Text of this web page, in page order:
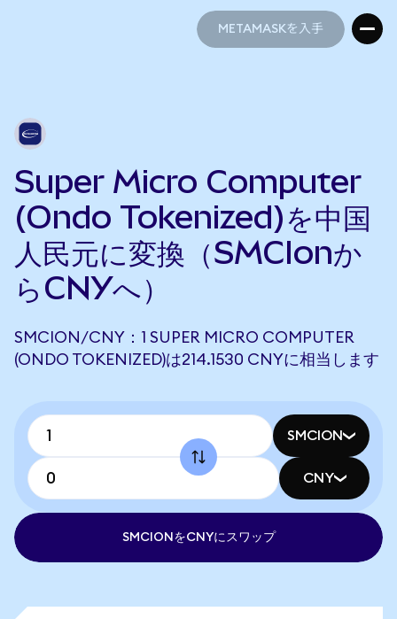
METAMASKを入手
Super Micro Computer
(Ondo Tokenized)を中国
人民元に変換（SMCIonか
らCNYへ）
SMCION/CNY：1 SUPER MICRO COMPUTER
(ONDO TOKENIZED)は214.1530 CNYに相当します
SMCION
CNY
SMCIONをCNYにスワップ